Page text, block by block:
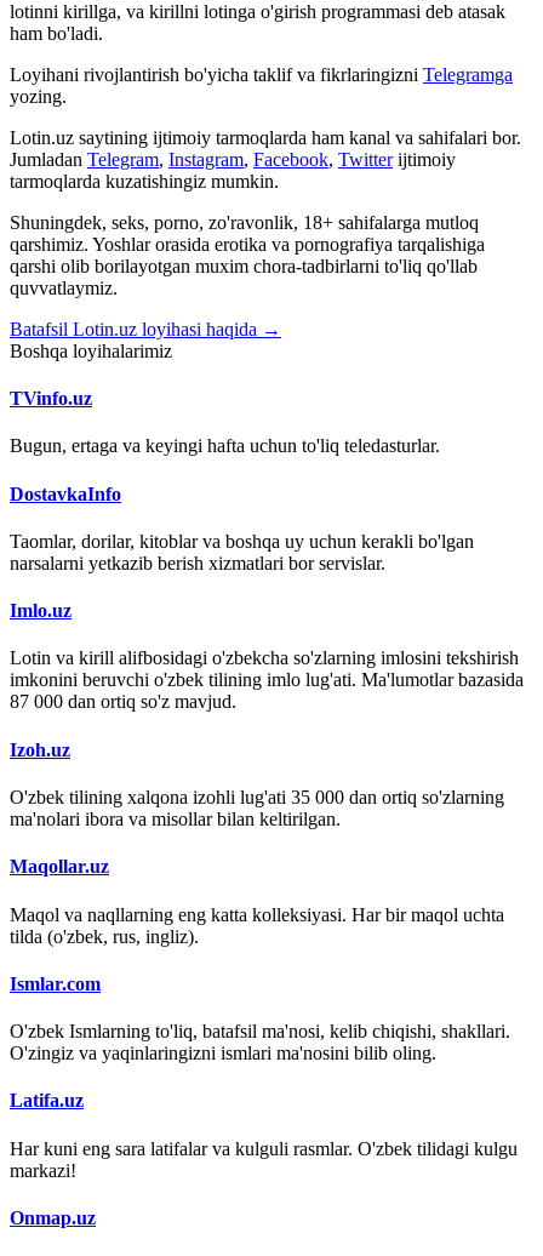
lotinni kirillga, va kirillni lotinga o'girish programmasi deb atasak
ham bo'ladi.
Loyihani rivojlantirish bo'yicha taklif va fikrlaringizni Telegramga
yozing.
Lotin.uz saytining ijtimoiy tarmoqlarda ham kanal va sahifalari bor.
Jumladan Telegram, Instagram, Facebook, Twitter ijtimoiy
tarmoqlarda kuzatishingiz mumkin.
Shuningdek, seks, porno, zo'ravonlik, 18+ sahifalarga mutloq
qarshimiz. Yoshlar orasida erotika va pornografiya tarqalishiga
qarshi olib borilayotgan muxim chora-tadbirlarni to'liq qo'llab
quvvatlaymiz.
Batafsil Lotin.uz loyihasi haqida →
Boshqa loyihalarimiz
TVinfo.uz
Bugun, ertaga va keyingi hafta uchun to'liq teledasturlar.
DostavkaInfo
Taomlar, dorilar, kitoblar va boshqa uy uchun kerakli bo'lgan
narsalarni yetkazib berish xizmatlari bor servislar.
Imlo.uz
Lotin va kirill alifbosidagi o'zbekcha so'zlarning imlosini tekshirish
imkonini beruvchi o'zbek tilining imlo lug'ati. Ma'lumotlar bazasida
87 000 dan ortiq so'z mavjud.
Izoh.uz
O'zbek tilining xalqona izohli lug'ati 35 000 dan ortiq so'zlarning
ma'nolari ibora va misollar bilan keltirilgan.
Maqollar.uz
Maqol va naqllarning eng katta kolleksiyasi. Har bir maqol uchta
tilda (o'zbek, rus, ingliz).
Ismlar.com
O'zbek Ismlarning to'liq, batafsil ma'nosi, kelib chiqishi, shakllari.
O'zingiz va yaqinlaringizni ismlari ma'nosini bilib oling.
Latifa.uz
Har kuni eng sara latifalar va kulguli rasmlar. O'zbek tilidagi kulgu
markazi!
Onmap.uz